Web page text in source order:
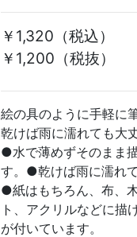
￥1,320 （税込）
￥1,200（税抜）
絵の具のように手軽に
乾けば雨に濡れても大
●水で薄めずそのまま
す。●乾けば雨に濡れ
●紙はもちろん、布、
ト、アクリルなどに
が付いています。